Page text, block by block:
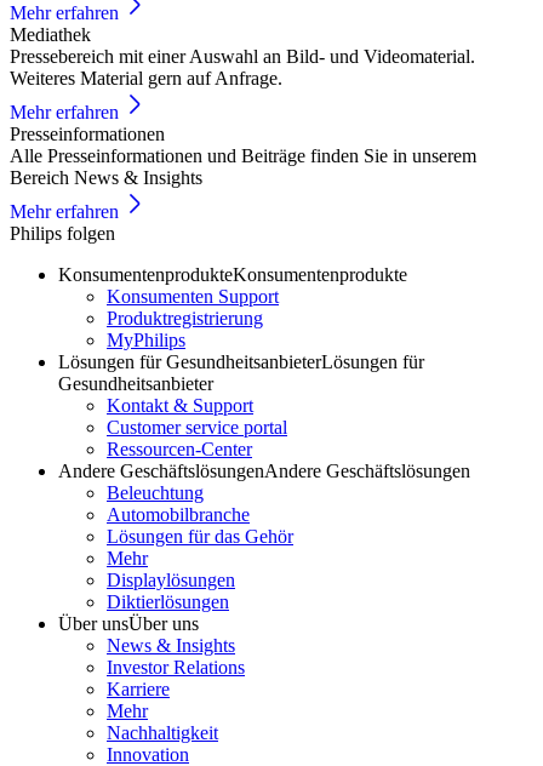
Mehr erfahren
Mediathek
Pressebereich mit einer Auswahl an Bild- und Videomaterial.
Weiteres Material gern auf Anfrage.
Mehr erfahren
Presseinformationen
Alle Presseinformationen und Beiträge finden Sie in unserem
Bereich News & Insights
Mehr erfahren
Philips folgen
KonsumentenprodukteKonsumentenprodukte
Konsumenten Support
Produktregistrierung
MyPhilips
Lösungen für GesundheitsanbieterLösungen für
Gesundheitsanbieter
Kontakt & Support
Customer service portal
Ressourcen-Center
Andere GeschäftslösungenAndere Geschäftslösungen
Beleuchtung
Automobilbranche
Lösungen für das Gehör
Mehr
Displaylösungen
Diktierlösungen
Über unsÜber uns
News & Insights
Investor Relations
Karriere
Mehr
Nachhaltigkeit
Innovation